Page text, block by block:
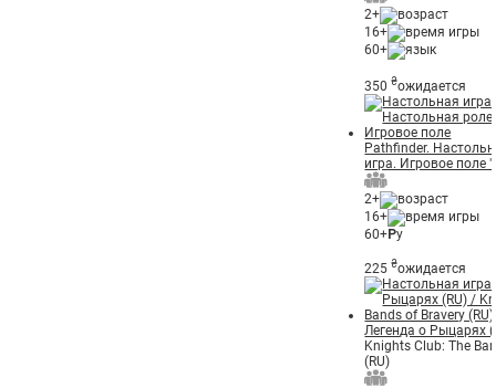
2+
16+
60+
350₴ожидается
Pathfinder.
игра. Игровое поле
2+
16+
60+Ру
225₴ожидается
Легенда о Рыцарях
Knights Club: The
(RU)